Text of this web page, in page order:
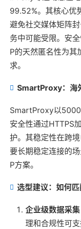
99.52%。其核心优
避免社交媒体矩阵
务中可能受限。安
P的天然匿名性为其
求。
SmartProxy：海
SmartProxy以5000
安全性通过HTTPS
护。其稳定性在跨
要长期稳定连接的
P方案。
选型建议：如何匹
企业级数据采集
理和合规性可支